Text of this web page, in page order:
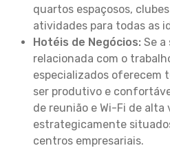
quartos espaçosos,
atividades para todas as
Hotéis de Negócios: Se a
relacionada com o
especializados oferecem
ser produtivo e
de reunião e Wi-Fi de alta
estrategicamente
centros empresariais.